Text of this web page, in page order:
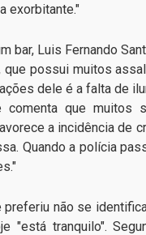
exorbitante."
bar, Luis Fernando
que possui muitos
dele é a falta de
comenta que muitos
a incidência de
Quando a polícia
preferiu não se
"está tranquilo".